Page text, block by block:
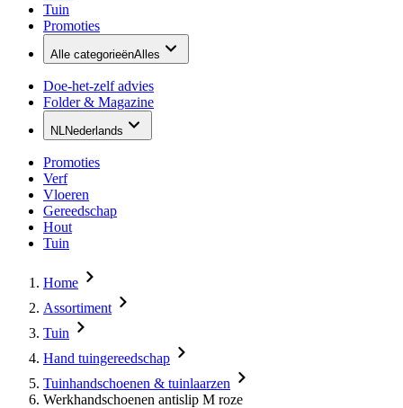
Tuin
Promoties
Alle categorieënAlles
Doe-het-zelf advies
Folder & Magazine
NLNederlands
Promoties
Verf
Vloeren
Gereedschap
Hout
Tuin
Home
Assortiment
Tuin
Hand tuingereedschap
Tuinhandschoenen & tuinlaarzen
Werkhandschoenen antislip M roze